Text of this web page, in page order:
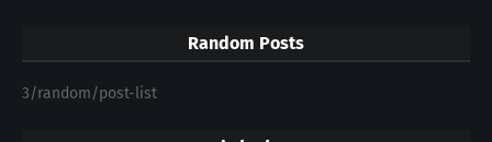
Random Posts
3/random/post-list